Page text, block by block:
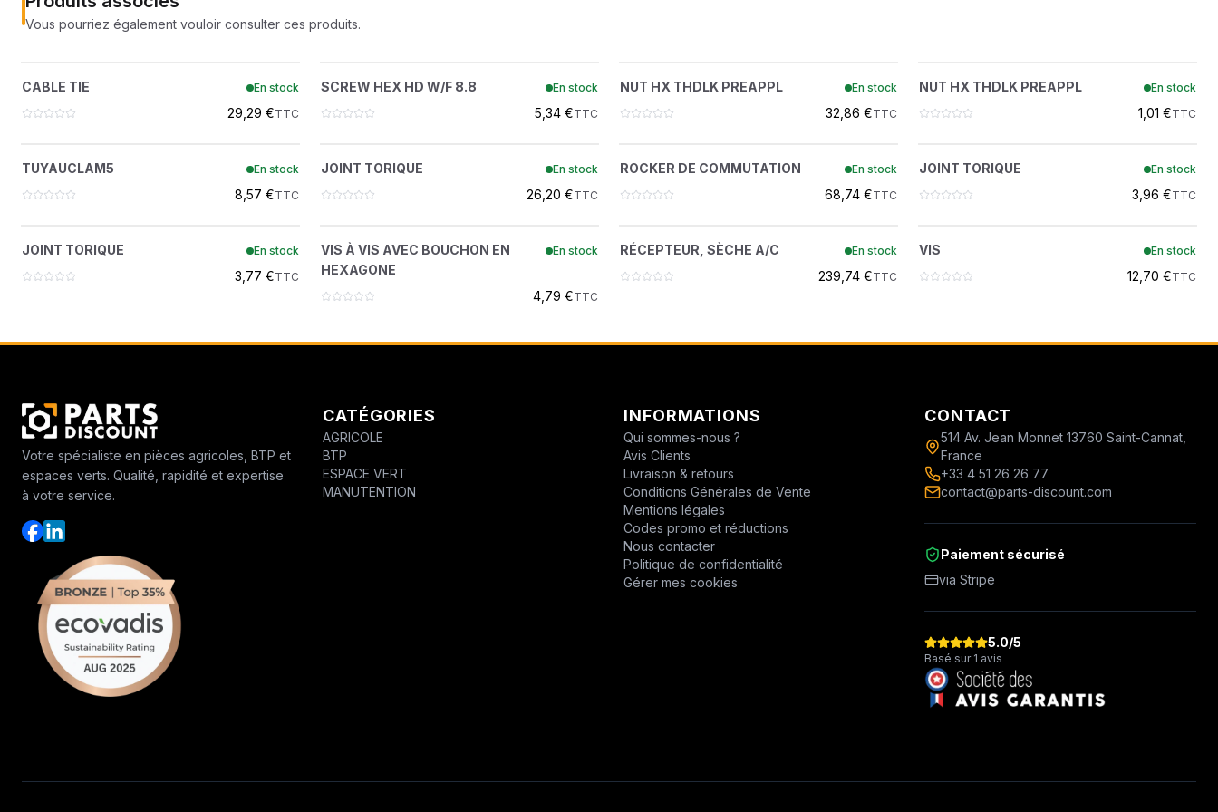
ATLAS COPCO FORAGE DEMOLITION
CASE IH
CHABAS
D.P.P.M.
DESVOYS
DEUTZ
DIVERS
Vous pourriez également vouloir consulter ces produits.
CABLE TIE En stock
29,29 €TTC
?
29CM820
SCREW HEX HD W/F 8.8 En stock
5,34 €TTC
?
51DM10
NUT HX THDLK PREAPPL En stock
32,86 €TTC
?
51DM8
NUT HX THDLK PREAPPL En stock
1,01 €TTC
TUYAUCLAM5 En stock
8,57 €TTC
JOINT TORIQUE En stock
26,20 €TTC
?
7169112
ROCKER DE COMMUTATION En stock
68,74 €TTC
JOINT TORIQUE En stock
3,96 €TTC
JOINT TORIQUE En stock
3,77 €TTC
?
HEXAGONE
VIS À VIS AVEC BOUCHON EN
HEXAGONE
En stock
4,79 €TTC
?
RÉCEPTEUR, SÈCHE A/C
6674235
RÉCEPTEUR, SÈCHE A/C En stock
239,74 €TTC
VIS En stock
12,70 €TTC
Votre spécialiste en pièces agricoles, BTP et
espaces verts. Qualité, rapidité et expertise
à votre service.
CATÉGORIES
AGRICOLE
BTP
ESPACE VERT
MANUTENTION
INFORMATIONS
Qui sommes-nous ?
Avis Clients
Livraison & retours
Conditions Générales de Vente
Mentions légales
Codes promo et réductions
Nous contacter
Politique de confidentialité
Gérer mes cookies
CONTACT
514 Av. Jean Monnet 13760 Saint-Cannat,
France
+33 4 51 26 26 77
contact@parts-discount.com
Paiement sécurisé
via Stripe
5.0/5
Basé sur 1 avis